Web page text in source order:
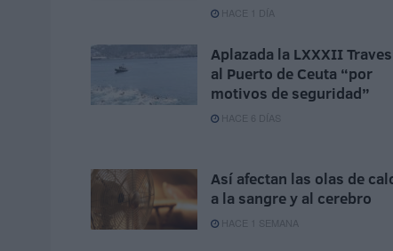
HACE 1 DÍA
Aplazada la LXXXII
al Puerto de Ceuta “por
motivos de seguridad”
HACE 6 DÍAS
Así afectan las olas de
a la sangre y al cerebro
HACE 1 SEMANA